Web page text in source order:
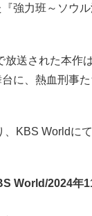
強力班～ソウ
放送された本作
に、熱血刑事
KBS Worldに
World/2024年